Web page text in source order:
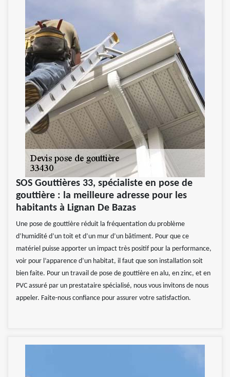
SOS Gouttières 33, spécialiste en pose de
gouttière : la meilleure adresse pour les
habitants à Lignan De Bazas
Une pose de gouttière réduit la fréquentation du problème
d’humidité d’un toit et d’un mur d’un bâtiment. Pour que ce
matériel puisse apporter un impact très positif pour la performance,
voir pour l’apparence d’un habitat, il faut que son installation soit
bien faite. Pour un travail de pose de gouttière en alu, en zinc, et en
PVC assuré par un prestataire spécialisé, nous vous invitons de nous
appeler. Faite-nous confiance pour assurer votre satisfaction.